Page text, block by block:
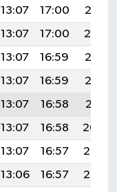
13:07 17:00
20:16
13:07 17:00
20:14
13:07 16:59
20:13
13:07 16:59
20:12
13:07 16:58
20:11
13:07 16:58
20:09
13:07 16:57
20:08
13:06 16:57
20:07